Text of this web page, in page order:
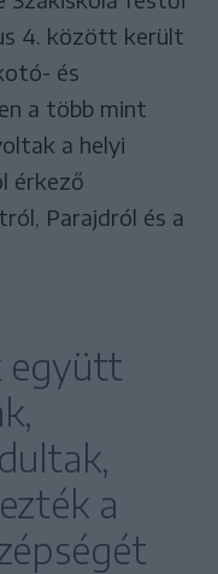
4. között került
és
a több mint
a helyi
érkező
Parajdról és a
együtt
a